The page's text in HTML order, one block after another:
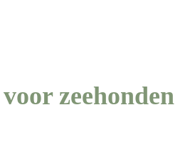
zeehonden